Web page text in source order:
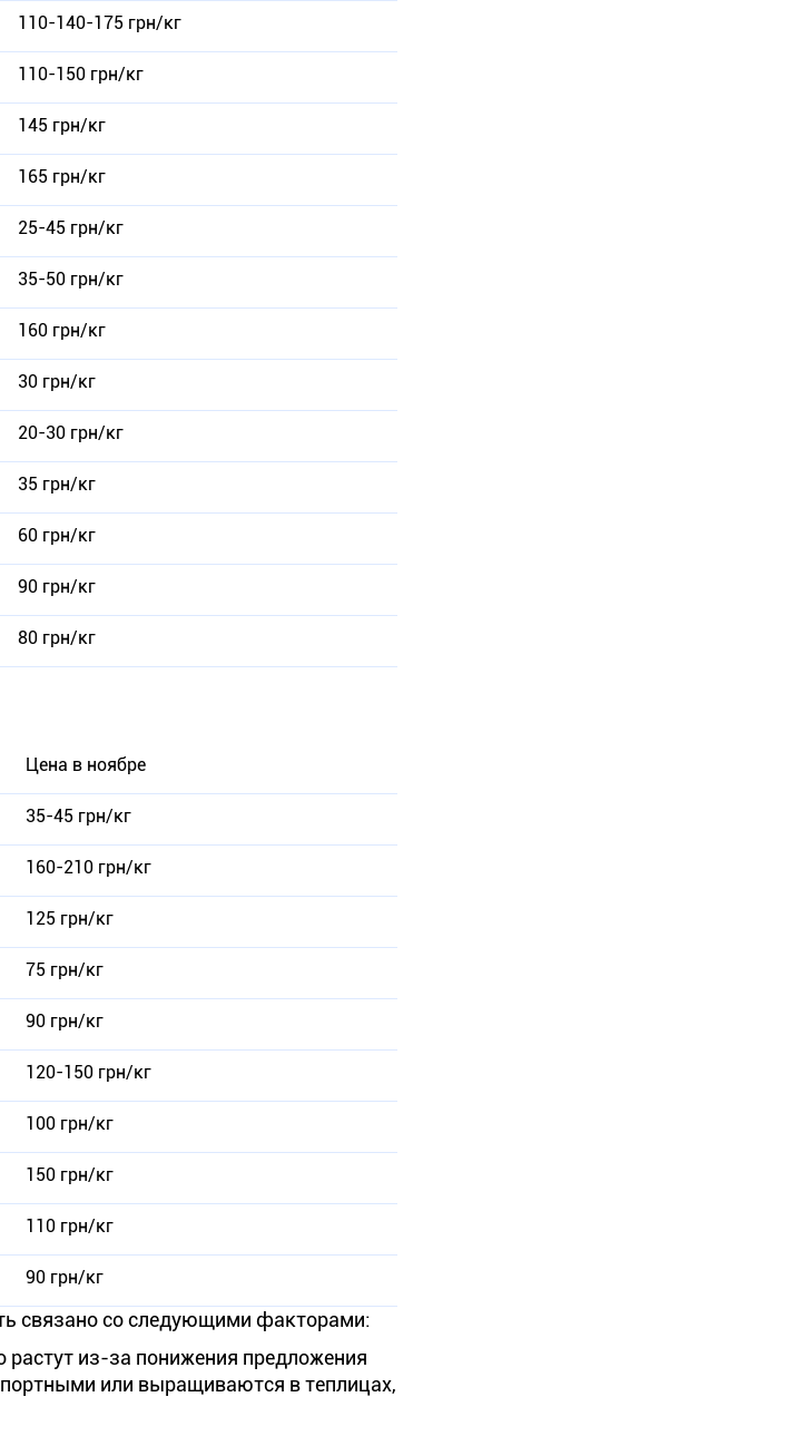
110-140-175 грн/кг
110-150 грн/кг
145 грн/кг
165 грн/кг
25-45 грн/кг
35-50 грн/кг
160 грн/кг
30 грн/кг
20-30 грн/кг
35 грн/кг
60 грн/кг
90 грн/кг
80 грн/кг
Цена в ноябре
35-45 грн/кг
160-210 грн/кг
125 грн/кг
75 грн/кг
90 грн/кг
120-150 грн/кг
100 грн/кг
150 грн/кг
110 грн/кг
90 грн/кг
связано со следующими факторами:
из-за понижения предложения
или выращиваются в теплицах,